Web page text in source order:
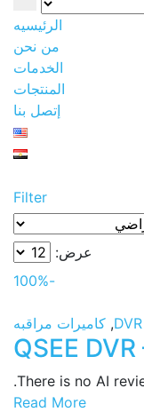
الرئيسيه
من نحن
الخدمات
المنتجات
إتصل بنا
Filter
عرض:
-100%
, كاميرات مراقبه
QSEE
There is no AI
Read More